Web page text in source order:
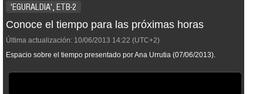
'EGURALDIA', ETB-2
Conoce el tiempo para las próximas horas
Última actualización: 10/06/2013 14:22 (UTC+2)
Espacio sobre el tiempo presentado por Ana Urrutia (07/06/2013).